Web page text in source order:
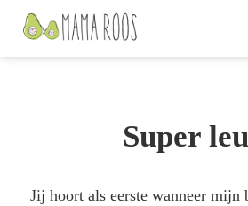
Super
Jij hoort als eerste wanneer mijn